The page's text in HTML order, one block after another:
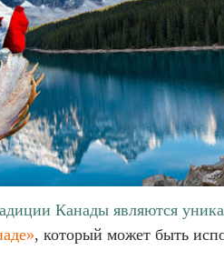
Канады являются
, который может быть